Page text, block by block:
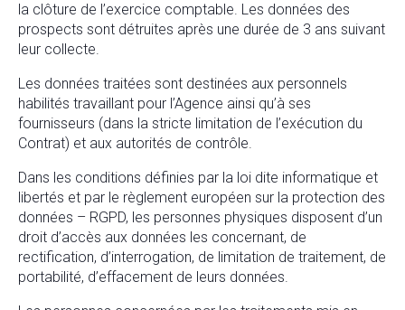
la clôture de l’exercice comptable. Les données des
prospects sont détruites après une durée de 3 ans suivant
leur collecte.
Les données traitées sont destinées aux personnels
habilités travaillant pour l’Agence ainsi qu’à ses
fournisseurs (dans la stricte limitation de l’exécution du
Contrat) et aux autorités de contrôle.
Dans les conditions définies par la loi dite informatique et
libertés et par le règlement européen sur la protection des
données – RGPD, les personnes physiques disposent d’un
droit d’accès aux données les concernant, de
rectification, d’interrogation, de limitation de traitement, de
portabilité, d’effacement de leurs données.